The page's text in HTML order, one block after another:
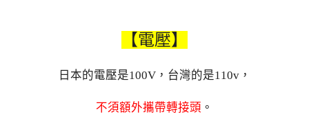
【電壓】
日本的電壓是100V，台灣的是110v，
不須額外攜帶轉接頭 。